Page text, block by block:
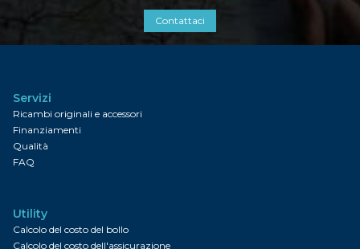
Contattaci
Servizi
Ricambi originali e accessori
Finanziamenti
Qualità
FAQ
Utility
Calcolo del costo del bollo
Calcolo del costo dell'assicurazione